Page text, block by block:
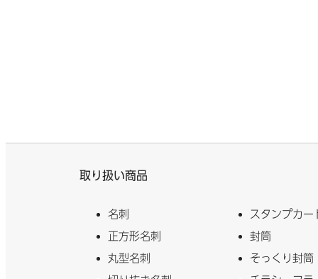
取り扱い商品
名刺
正方形名刺
丸型名刺
スタンプカー
封筒
そっくり封筒